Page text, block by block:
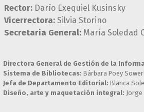
Rector: Darío Exequiel Kusinsky
Vicerrectora: Silvia Storino
Secretaria General: María Soledad
Directora General de Gestión de la
Sistema de Bibliotecas: Bárbara Poey
Jefa de Departamento Editorial: Blanca
Diseño, arte y maquetación integral: